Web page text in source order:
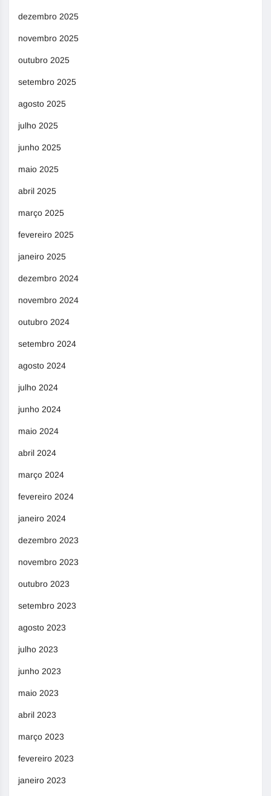
dezembro 2025
novembro 2025
outubro 2025
setembro 2025
agosto 2025
julho 2025
junho 2025
maio 2025
abril 2025
março 2025
fevereiro 2025
janeiro 2025
dezembro 2024
novembro 2024
outubro 2024
setembro 2024
agosto 2024
julho 2024
junho 2024
maio 2024
abril 2024
março 2024
fevereiro 2024
janeiro 2024
dezembro 2023
novembro 2023
outubro 2023
setembro 2023
agosto 2023
julho 2023
junho 2023
maio 2023
abril 2023
março 2023
fevereiro 2023
janeiro 2023